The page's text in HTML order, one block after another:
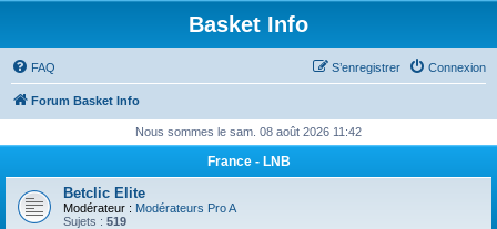
Basket Info
FAQ Connexion
S’enregistrer
Forum Basket Info
Nous sommes le sam. 08 août 2026 11:42
France - LNB
Betclic Elite
Modérateur : Modérateurs Pro A
Sujets : 519